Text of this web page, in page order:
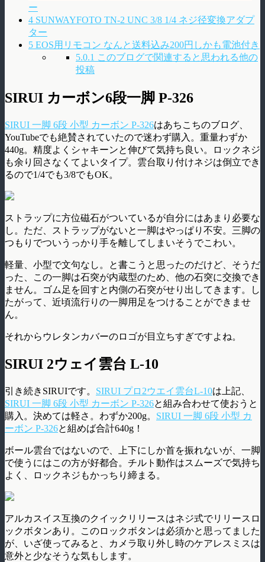
ー
4 SUNWAYFOTO TN-2 UNC 3/8 1/4 ネジ径変換アダプ
ター
5 EOS用リモコン なんと送料込み200円しかも電池付き
5.0.1 このブログで関連すると思われる他の
投稿
SIRUI カーボン6段一脚 P-326
SIRUI 一脚 6段 小型 カーボン P-326はあちこちのブログ、
YouTubeでも絶賛されていたので迷わず購入。重量わずか
440g。精度よくシャキーンと伸びて気持ち良い。ロックネジ
も余り回さなくてよいタイプ。雲台取り付けネジは倒立でき
るので1/4でも3/8でもOK。
ストラップに方位磁石がついているが自分にはあまり必要な
し。ただ、ストラップがないと一脚はやっぱり不安。三脚の
つもりでついうっかり手を離してしまいそうでこわい。
軽量、小型で文句なし。と書こうと思ったのだけど、そうだ
った、この一脚は石突が内蔵型のため、他の石突に交換でき
ません。ゴム足を回すと内側の石突がせり出してきます。し
たがって、近頃流行りの一脚用足をつけることができませ
ん。
それからウレタンカバーのロゴが目立ちすぎですよね。
SIRUI 2ウェイ雲台 L-10
引き続きSIRUIです。 SIRUI プロ2ウエイ雲台L-10は上記、
SIRUI 一脚 6段 小型 カーボン P-326と組み合わせて使おうと
購入。決めては軽さ。わずか200g。 SIRUI 一脚 6段 小型 カ
ーボン P-326と組めば合計640g！
ボール雲台ではないので、上下にしか首を振れないが、一脚
で使うにはこの方が好都合。チルト動作はスムーズで気持ち
よく、ロックネジもかっちり締まる。
アルカスイス互換のクイックリリースはネジ式でリリースロ
ックボタンあり。このロックボタンは必須かと思ってました
が、いざ使ってみると、カメラ取り外し時のケアレスミスは
意外と少なそうな気もします。